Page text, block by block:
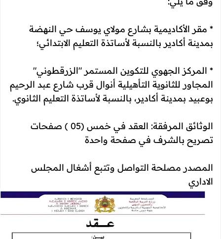
* مقر الأكاديمية بشارع مولاي يوسف حي النهضة
بمدينة أكادير بالنسبة لأساتذة التعليم الابتدائي؛
* المركز الجهوي للتكوين المستمر "الزرقطوني"
المجاور للثانوية التأهيلية أنوال قرب شارع عبد الرحيم
بوعبيد بمدينة أكادير، بالنسبة لأساتذة التعليم الثانوي.
الوثائق المرفقة: العقد في خمس (05 ) صفحات
تصريح بالشرف في صفحة واحدة
المصدر مصلحة التواصل وتتبع أشغال المجلس
الاداري